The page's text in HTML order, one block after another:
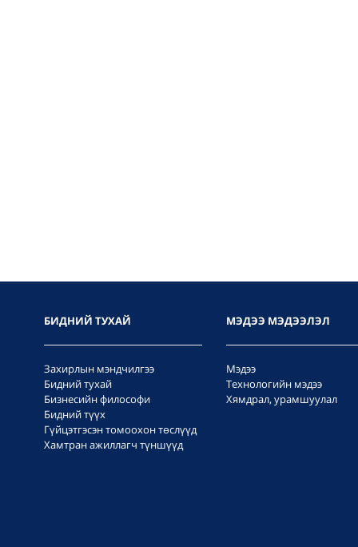
БИДНИЙ ТУХАЙ
Захирлын мэндчилгээ
Бидний тухай
Бизнесийн философи
Бидний түүх
Гүйцэтгэсэн томоохон төслүүд
Хамтран ажиллагч түншүүд
МЭДЭЭ МЭДЭЭЛЭЛ
Мэдээ
Технологийн мэдээ
Хямдрал, урамшуулал